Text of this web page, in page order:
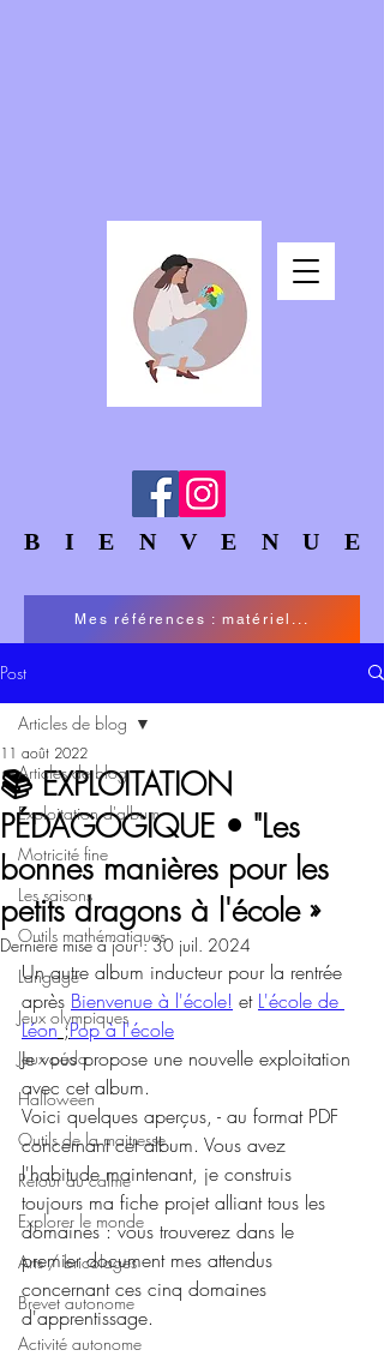
Mes références : matériel...
BIENVENUE
BIENVENUE
Post
Articles de blog
Exploitation d'album
Motricité fine
Les saisons
Outils mathématiques
Langage
Jeux olympiques
Jeux péda
Halloween
Outils de la maitresse
Retour au calme
Explorer le monde
Arts / bricolages
Brevet autonome
Activité autonome
Articles de blog
📚 EXPLOITATION
PÉDAGOGIQUE • "Les
bonnes manières pour les
petits dragons à l'école »
11 août 2022
Dernière mise à jour :30 juil. 2024
Un autre album inducteur pour la rentrée
après Bienvenue à l'école! et L'école de
Léon ;Pop à l'école
Je vous propose une nouvelle exploitation
avec cet album.
Voici quelques aperçus, - au format PDF
concernant cet album. Vous avez
l'habitude maintenant, je construis
toujours ma fiche projet alliant tous les
domaines : vous trouverez dans le
premier document mes attendus
concernant ces cinq domaines
d'apprentissage.